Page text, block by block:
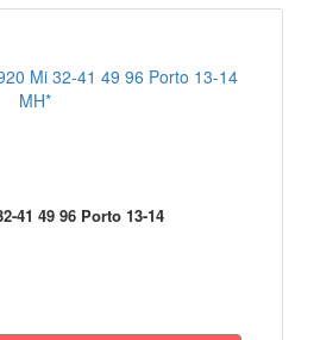
41 49 96 Porto 13-14